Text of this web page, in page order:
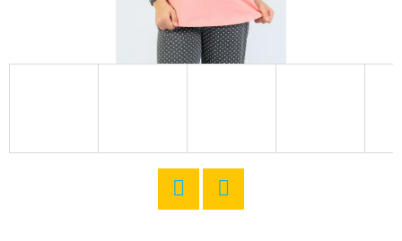
HĽADAŤ